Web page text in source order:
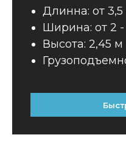
Длинна: от 3,5
Ширина: от 2 -
Высота: 2,45 м